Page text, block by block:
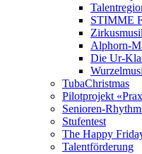
STIMME
Alphorn-
Die Ur-
TubaChristmas
Pilotprojekt
Senioren-
Stufentest
The Happy
Talentförderung